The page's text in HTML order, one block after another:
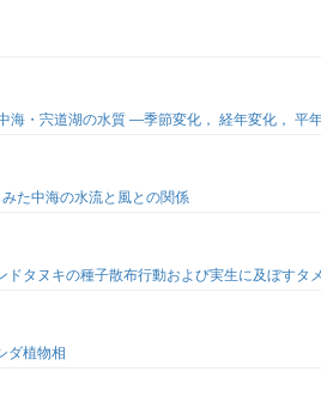
海・宍道湖の水質 ―季節変化， 経年変化， 平
た中海の水流と風との関係
ドタヌキの種子散布行動および実生に及ぼすタ
ダ植物相